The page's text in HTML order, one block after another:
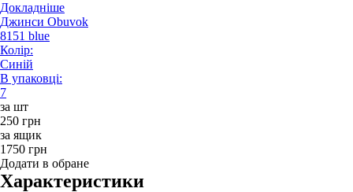
Докладніше
Джинси Obuvok
8151 blue
Колір:
Синій
В упаковці:
7
за шт
250 грн
за ящик
1750 грн
Додати в обране
Характеристики